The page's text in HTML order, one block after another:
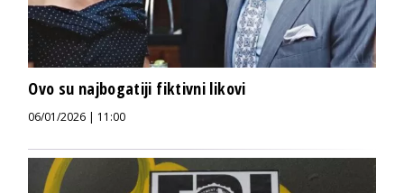
Ovo su najbogatiji fiktivni likovi
06/01/2026 | 11:00